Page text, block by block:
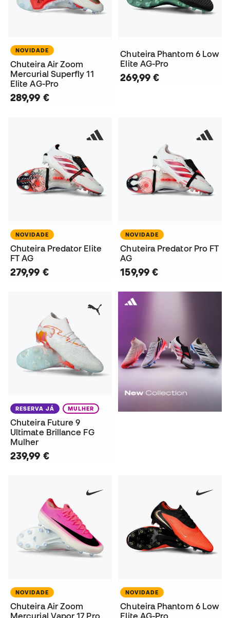
NOVIDADE
Chuteira Air Zoom
Mercurial Superfly 11
Elite AG-Pro
289,99 €
Chuteira Phantom 6 Low
Elite AG-Pro
269,99 €
NOVIDADE
Chuteira Predator Elite
FT AG
279,99 €
NOVIDADE
Chuteira Predator Pro FT
AG
159,99 €
RESERVA JÁ MULHER
Chuteira Future 9
Ultimate Brillance FG
Mulher
239,99 €
NOVIDADE
Chuteira Air Zoom
Mercurial Vapor 17 Pro
NOVIDADE
Chuteira Phantom 6 Low
Elite AG-Pro